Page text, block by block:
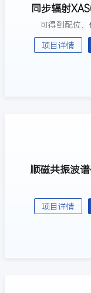
同步辐射
可得到配位
项目详情
顺磁共振波
项目详情